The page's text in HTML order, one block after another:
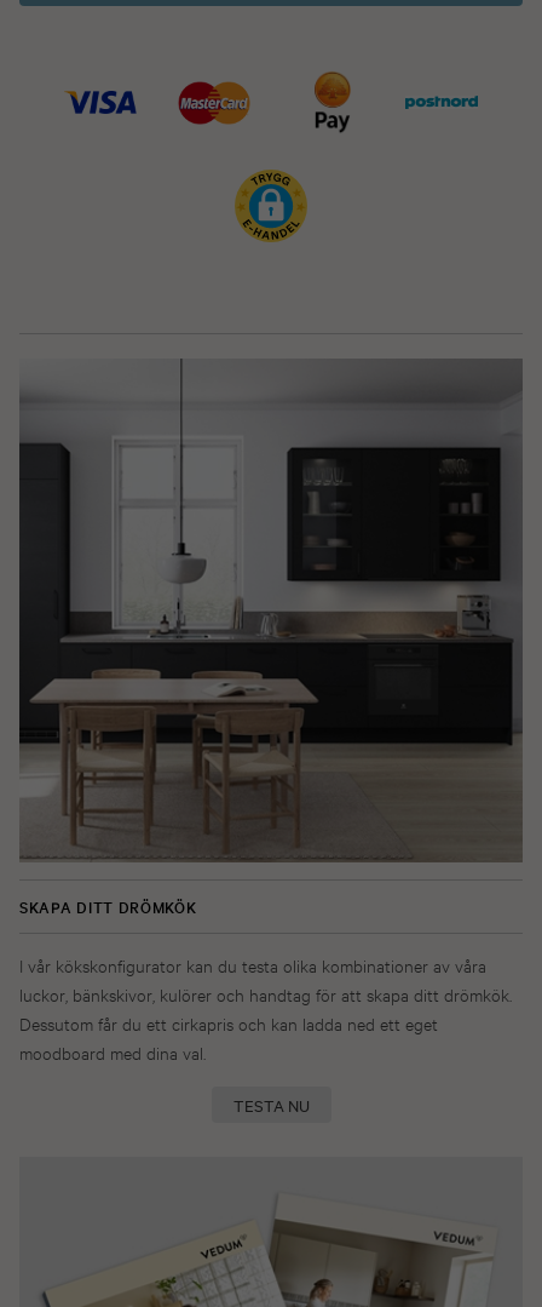
SKAPA DITT DRÖMKÖK
I vår kökskonfigurator kan du testa olika kombinationer av våra
luckor, bänkskivor, kulörer och handtag för att skapa ditt drömkök.
Dessutom får du ett cirkapris och kan ladda ned ett eget
moodboard med dina val.
TESTA NU